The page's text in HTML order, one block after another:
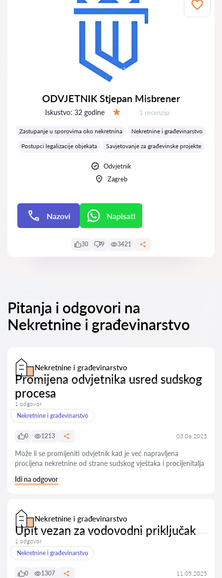
ODVJETNIK Stjepan Misbrener
Iskustvo: 32 godine Recenzija:
1 recenzija
Zastupanje u sporovima oko nekretnina
Nekretnine i građevinarstvo
Postupci legalizacije objekata
Savjetovanje za građevinske projekte
Odvjetnik
Zagreb
Nazovi Napisati
30 9 3421
Pitanja i odgovori na
Nekretnine i građevinarstvo
Nekretnine i građevinarstvo
Promijena odvjetnika usred sudskog
procesa
1 odgovor
Nekretnine i građevinarstvo
0 1213 03.06.2025
Može li se promijeniti odvjetnik kad je već napravljena
procijena nekretnine od strane sudskog vještaka i procijenitalja
Idi na odgovor
Nekretnine i građevinarstvo
Upit vezan za vodovodni priključak
1 odgovor
Nekretnine i građevinarstvo
0 1307 11.05.2025